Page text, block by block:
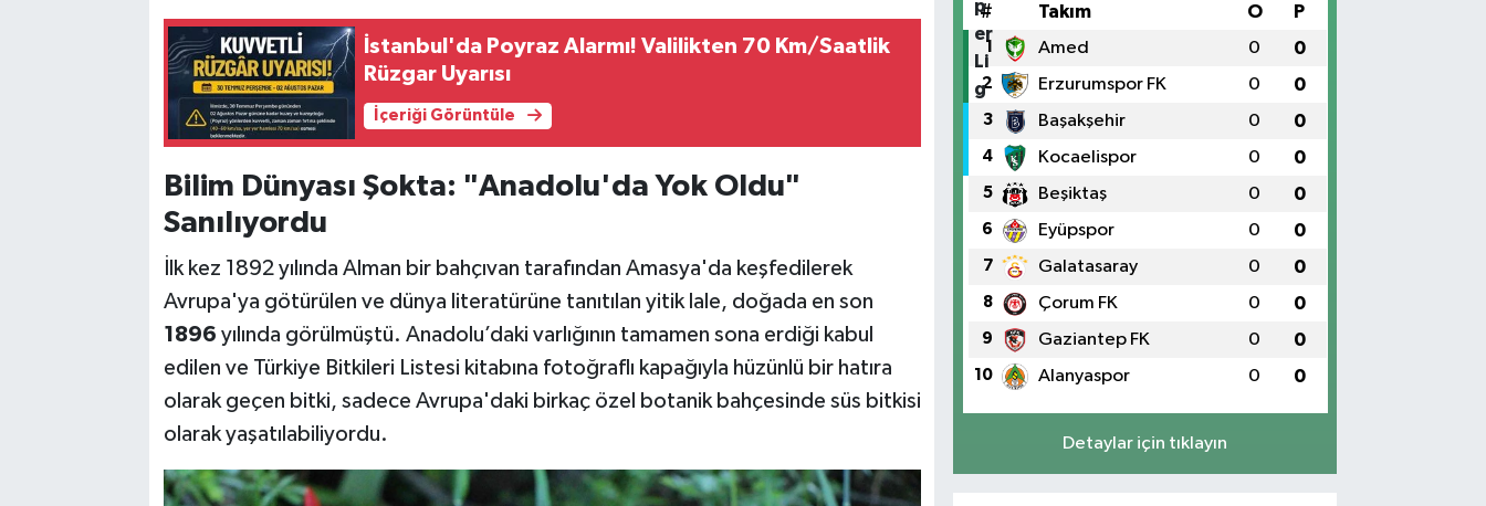
İstanbul'da Poyraz Alarmı! Valilikten 70 Km/Saatlik
Rüzgar Uyarısı
İçeriği Görüntüle
Bilim Dünyası Şokta: "Anadolu'da Yok Oldu"
Sanılıyordu
İlk kez 1892 yılında Alman bir bahçıvan tarafından Amasya'da keşfedilerek
Avrupa'ya götürülen ve dünya literatürüne tanıtılan yitik lale, doğada en son
1896 yılında görülmüştü. Anadolu’daki varlığının tamamen sona erdiği kabul
edilen ve Türkiye Bitkileri Listesi kitabına fotoğraflı kapağıyla hüzünlü bir hatıra
olarak geçen bitki, sadece Avrupa'daki birkaç özel botanik bahçesinde süs bitkisi
olarak yaşatılabiliyordu.
# Takım O P
1 Amed 0 0
2 Erzurumspor FK 0 0
3 Başakşehir 0 0
4 Kocaelispor 0 0
5 Beşiktaş 0 0
6 Eyüpspor 0 0
7 Galatasaray 0 0
8 Çorum FK 0 0
9 Gaziantep FK 0 0
10 Alanyaspor 0 0
Detaylar için tıklayın